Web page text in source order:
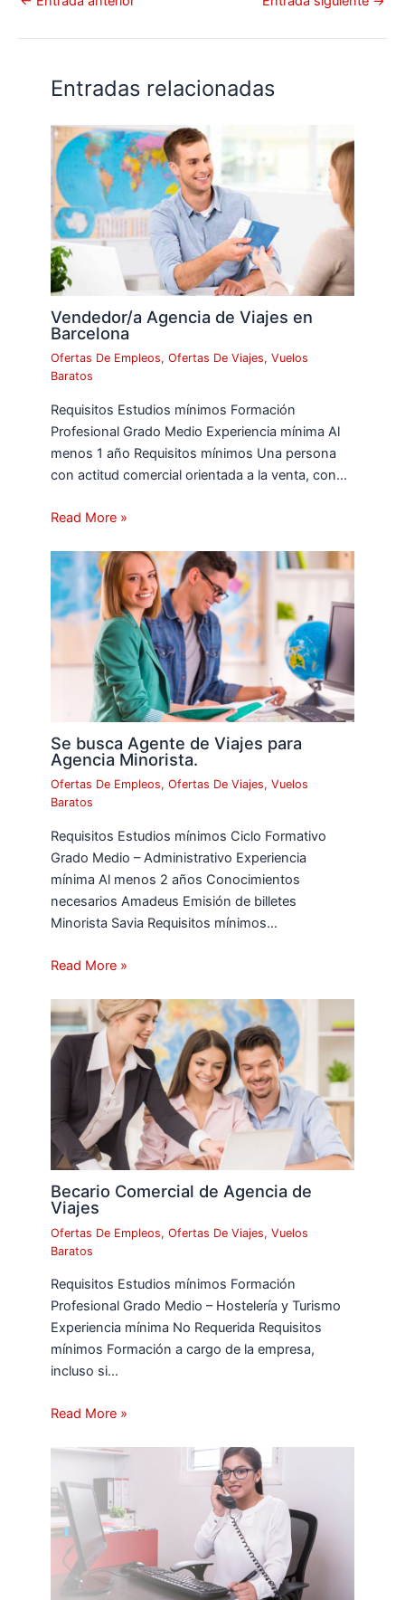
Entradas relacionadas
Vendedor/a Agencia de Viajes en
Barcelona
Ofertas De Empleos,Ofertas De Viajes,Vuelos
Baratos
Requisitos Estudios mínimos Formación
Profesional Grado Medio Experiencia mínima Al
menos 1 año Requisitos mínimos Una persona
con actitud comercial orientada a la venta, con…
Read More »
Se busca Agente de Viajes para
Agencia Minorista.
Ofertas De Empleos,Ofertas De Viajes,Vuelos
Baratos
Requisitos Estudios mínimos Ciclo Formativo
Grado Medio – Administrativo Experiencia
mínima Al menos 2 años Conocimientos
necesarios Amadeus Emisión de billetes
Minorista Savia Requisitos mínimos…
Read More »
Becario Comercial de Agencia de
Viajes
Ofertas De Empleos,Ofertas De Viajes,Vuelos
Baratos
Requisitos Estudios mínimos Formación
Profesional Grado Medio – Hostelería y Turismo
Experiencia mínima No Requerida Requisitos
mínimos Formación a cargo de la empresa,
incluso si…
Read More »